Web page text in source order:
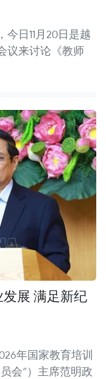
日11月20日是越
议来讨论《教师
展 满足新纪
年国家教育培训
会”）主席范明政